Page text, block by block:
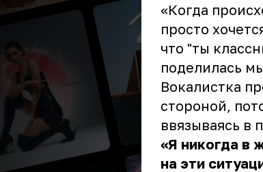
«Когда
просто
что "ты
поделилась
Вокалистка
стороной,
ввязываясь в
«Я никогда в
на эти